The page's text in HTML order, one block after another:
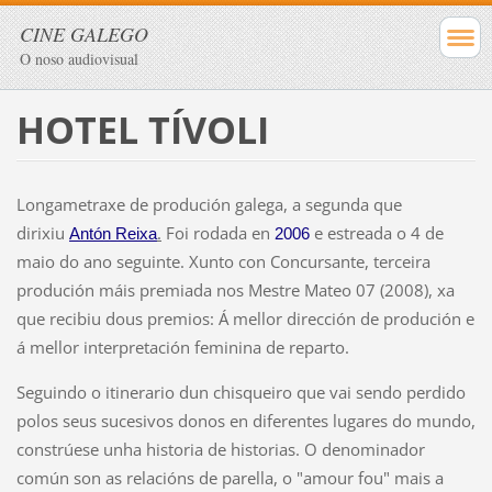
CINE GALEGO
O noso audiovisual
HOTEL TÍVOLI
Longametraxe de produción galega, a segunda que
dirixiu Antón Reixa. Foi rodada en 2006e estreada o 4 de
maio do ano seguinte. Xunto con Concursante, terceira
produción máis premiada nos Mestre Mateo 07 (2008), xa
que recibiu dous premios: Á mellor dirección de produción e
á mellor interpretación feminina de reparto.
Seguindo o itinerario dun chisqueiro que vai sendo perdido
polos seus sucesivos donos en diferentes lugares do mundo,
constrúese unha historia de historias. O denominador
común son as relacións de parella, o "amour fou" mais a